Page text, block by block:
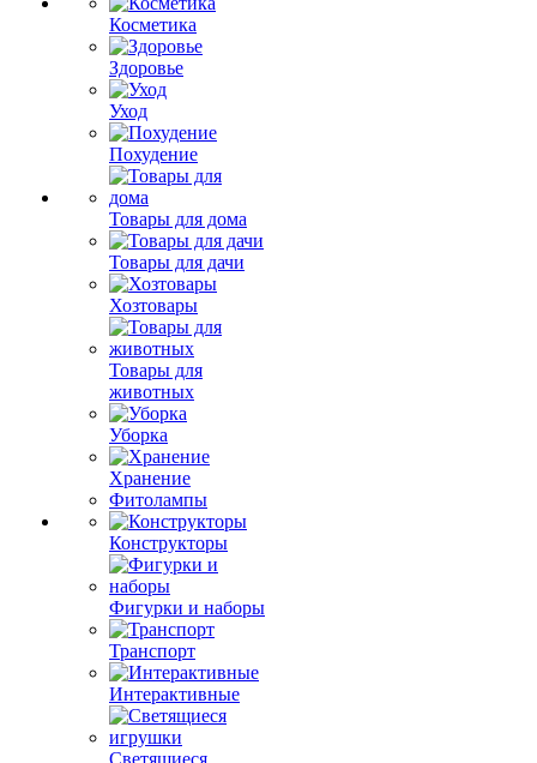
Косметика
Здоровье
Уход
Похудение
Товары для дома
Товары для дачи
Хозтовары
Товары для
животных
Уборка
Хранение
Фитолампы
Конструкторы
Фигурки и наборы
Транспорт
Интерактивные
Светящиеся